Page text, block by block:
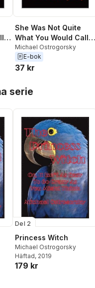
She Was Not Quite
What You Would Call
Refined
Michael Ostrogorsky
E-bok
37 kr
serie
Del 2
Princess Witch
Michael Ostrogorsky
Häftad, 2019
179 kr